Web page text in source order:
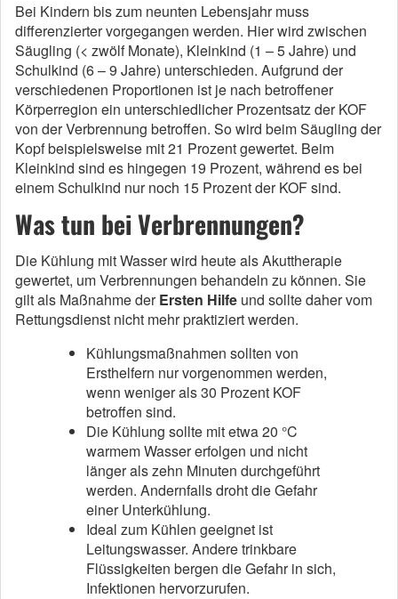
Bei Kindern bis zum neunten Lebensjahr muss
differenzierter vorgegangen werden. Hier wird zwischen
Säugling (< zwölf Monate), Kleinkind (1 – 5 Jahre) und
Schulkind (6 – 9 Jahre) unterschieden. Aufgrund der
verschiedenen Proportionen ist je nach betroffener
Körperregion ein unterschiedlicher Prozentsatz der KOF
von der Verbrennung betroffen. So wird beim Säugling der
Kopf beispielsweise mit 21 Prozent gewertet. Beim
Kleinkind sind es hingegen 19 Prozent, während es bei
einem Schulkind nur noch 15 Prozent der KOF sind.
Was tun bei Verbrennungen?
Die Kühlung mit Wasser wird heute als Akuttherapie
gewertet, um Verbrennungen behandeln zu können. Sie
gilt als Maßnahme derErsten Hilfe und sollte daher vom
Rettungsdienst nicht mehr praktiziert werden.
Kühlungsmaßnahmen sollten von
Ersthelfern nur vorgenommen werden,
wenn weniger als 30 Prozent KOF
betroffen sind.
Die Kühlung sollte mit etwa 20 °C
warmem Wasser erfolgen und nicht
länger als zehn Minuten durchgeführt
werden. Andernfalls droht die Gefahr
einer Unterkühlung.
Ideal zum Kühlen geeignet ist
Leitungswasser. Andere trinkbare
Flüssigkeiten bergen die Gefahr in sich,
Infektionen hervorzurufen.